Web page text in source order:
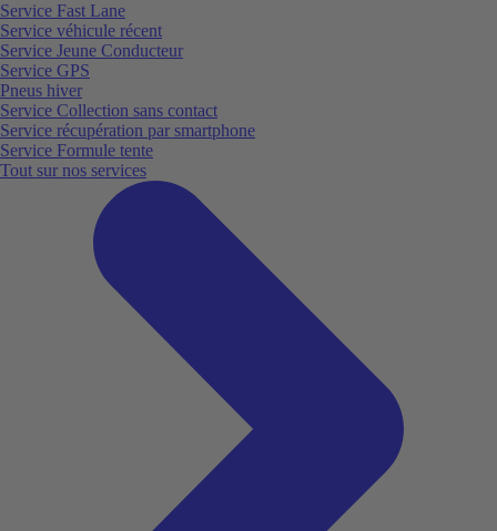
Service Fast Lane
Service véhicule récent
Service Jeune Conducteur
Service GPS
Pneus hiver
Service Collection sans contact
Service récupération par smartphone
Service Formule tente
Tout sur nos services